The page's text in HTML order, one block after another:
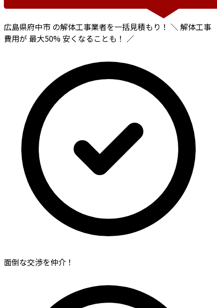
広島県府中市 の解体工事業者を一括見積もり！ ＼ 解体工事
費用が 最大50%安くなることも！ ／
面倒な交渉を仲介！